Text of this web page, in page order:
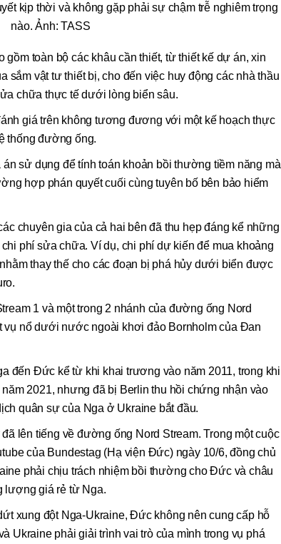
kịp thời và không gặp phải sự chậm trễ nghiêm trọng
nào. Ảnh: TASS
gồm toàn bộ các khâu cần thiết, từ thiết kế dự án, xin
sắm vật tư thiết bị, cho đến việc huy động các nhà thầu
chữa thực tế dưới lòng biển sâu.
giá trên không tương đương với một kế hoạch thực
thống đường ống.
sử dụng để tính toán khoản bồi thường tiềm năng mà
hợp phán quyết cuối cùng tuyên bố bên bảo hiểm
chuyên gia của cả hai bên đã thu hẹp đáng kể những
phí sửa chữa. Ví dụ, chi phí dự kiến để mua khoảng
thay thế cho các đoạn bị phá hủy dưới biển được
1 và một trong 2 nhánh của đường ống Nord
vụ nổ dưới nước ngoài khơi đảo Bornholm của Đan
đến Đức kể từ khi khai trương vào năm 2011, trong khi
2021, nhưng đã bị Berlin thu hồi chứng nhận vào
quân sự của Nga ở Ukraine bắt đầu.
lên tiếng về đường ống Nord Stream. Trong một cuộc
của Bundestag (Hạ viện Đức) ngày 10/6, đồng chủ
phải chịu trách nhiệm bồi thường cho Đức và châu
lượng giá rẻ từ Nga.
xung đột Nga-Ukraine, Đức không nên cung cấp hỗ
Ukraine phải giải trình vai trò của mình trong vụ phá